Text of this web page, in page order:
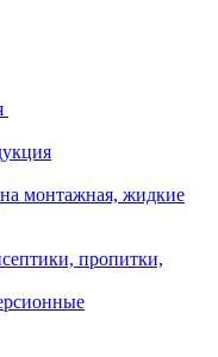
монтажная, жидкие
пропитки,